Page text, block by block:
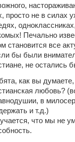
просто не в силах
Печально
становится все
бы были
не остались
как вы
любовь?
в
и т.д.)
что мы не